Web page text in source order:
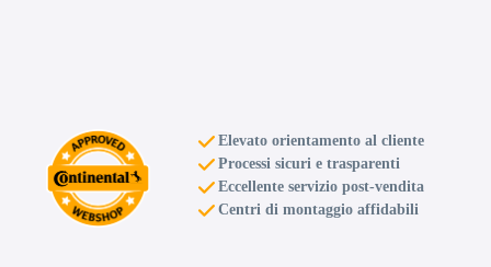
Elevato orientamento al cliente
Processi sicuri e trasparenti
Eccellente servizio post-vendita
Centri di montaggio affidabili